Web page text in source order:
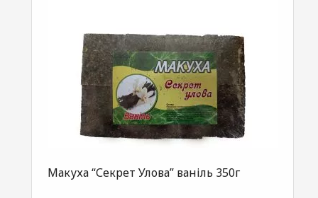
Макуха “Секрет Улова” ваніль 350г